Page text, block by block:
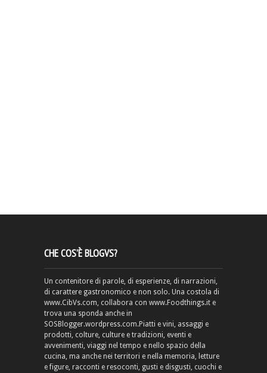
CHE COS’È BLOGVS?
Un contenitore di parole, di esperienze, di narrazioni,
di carattere gastronomico e non solo. Una costola di
www.CibVs.com, collabora con www.Foodthings.it e
trova una sponda anche in
SOSBlogger.wordpress.com.Piatti e vini, assaggi e
prodotti, colture, culture e tradizioni, eventi e
avvenimenti, viaggi nel tempo e nello spazio della
cucina, ma anche nei territori e nella memoria, letture
e figure, racconti e resoconti, gusti e disgusti, cuochi e